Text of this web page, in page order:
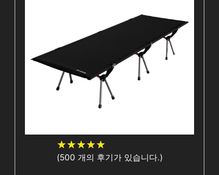
★★★★★
★★★★★
(500 개의 후기가 있습니다.)